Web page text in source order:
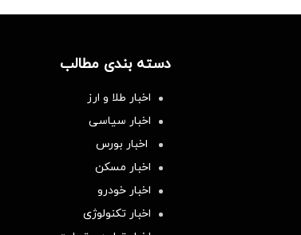
دسته بندی مطالب
اخبار طلا و ارز
اخبار سیاسی
اخبار بورس
اخبار مسکن
اخبار خودرو
اخبار تکنولوژی